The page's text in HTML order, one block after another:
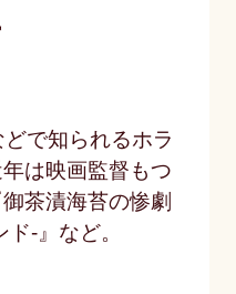
どで知られるホラ
は映画監督もつ
茶漬海苔の惨劇
-』など。